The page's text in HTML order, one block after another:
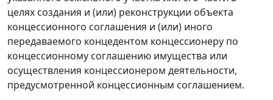
целях создания и (или) реконструкции объекта
концессионного соглашения и (или) иного
передаваемого концедентом концессионеру по
концессионному соглашению имущества или
осуществления концессионером деятельности,
предусмотренной концессионным соглашением.